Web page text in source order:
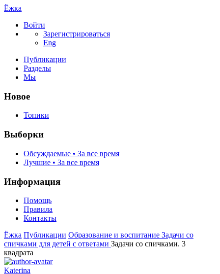
Ёжка
Войти
Зарегистрироваться
Eng
Публикации
Разделы
Мы
Новое
Топики
Выборки
Обсуждаемые • За все время
Лучшие • За все время
Информация
Помощь
Правила
Контакты
Ёжка Публикации Образование и воспитание Задачи со
спичками для детей с ответами Задачи со спичками. 3
квадрата
Katerina